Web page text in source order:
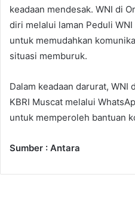
keadaan mendesak. WNI di
diri melalui laman Peduli
untuk memudahkan
situasi memburuk.
Dalam keadaan darurat,
KBRI Muscat melalui
untuk memperoleh bantuan
Sumber : Antara